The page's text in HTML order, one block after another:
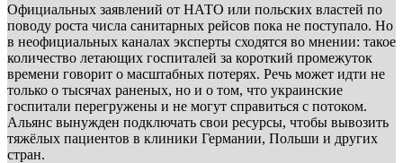
Официальных заявлений от НАТО или польских властей по
поводу роста числа санитарных рейсов пока не поступало. Но
в неофициальных каналах эксперты сходятся во мнении: такое
количество летающих госпиталей за короткий промежуток
времени говорит о масштабных потерях. Речь может идти не
только о тысячах раненых, но и о том, что украинские
госпитали перегружены и не могут справиться с потоком.
Альянс вынужден подключать свои ресурсы, чтобы вывозить
тяжёлых пациентов в клиники Германии, Польши и других
стран.